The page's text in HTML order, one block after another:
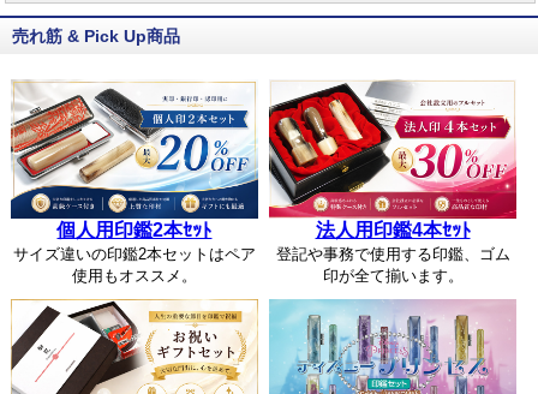
売れ筋 & Pick Up商品
個人用印鑑2本ｾｯﾄ
サイズ違いの印鑑2本セットはペア
使用もオススメ。
法人用印鑑4本ｾｯﾄ
登記や事務で使用する印鑑、ゴム
印が全て揃います。